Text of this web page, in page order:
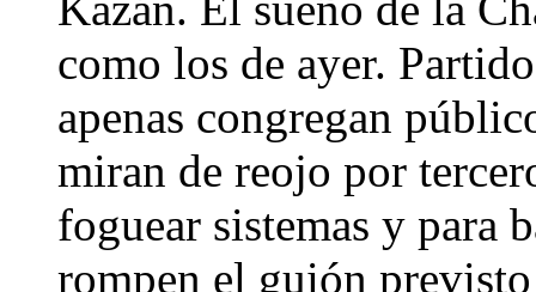
como los de ayer.
apenas congregan
miran de reojo por
foguear sistemas y para
rompen el guión